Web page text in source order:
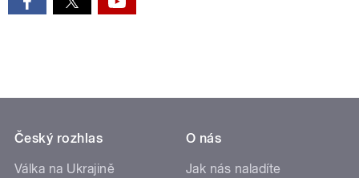
Český rozhlas
Válka na Ukrajině
O nás
Jak nás naladíte